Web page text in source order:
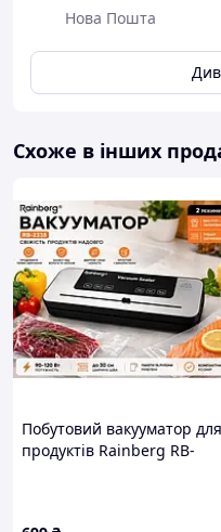
Нова Пошта
Схоже в інших
Побутовий вакууматор для
продуктів Rainberg RB-